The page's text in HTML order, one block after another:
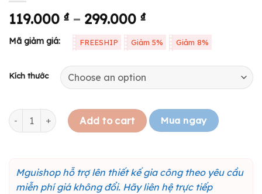
119.000 ₫– 299.000 ₫
Mã giảm giá: FREESHIP Giảm 5% Giảm 8%
Kích thước
Tranh gỗ truyền động lực "Tâm ta ở đâu sự nghiệp ta ở đó"
Add to cart Mua ngay
Mguishop hỗ trợ lên thiết kế gia công theo yêu cầu
miễn phí giá không đổi. Hãy liên hệ trực tiếp